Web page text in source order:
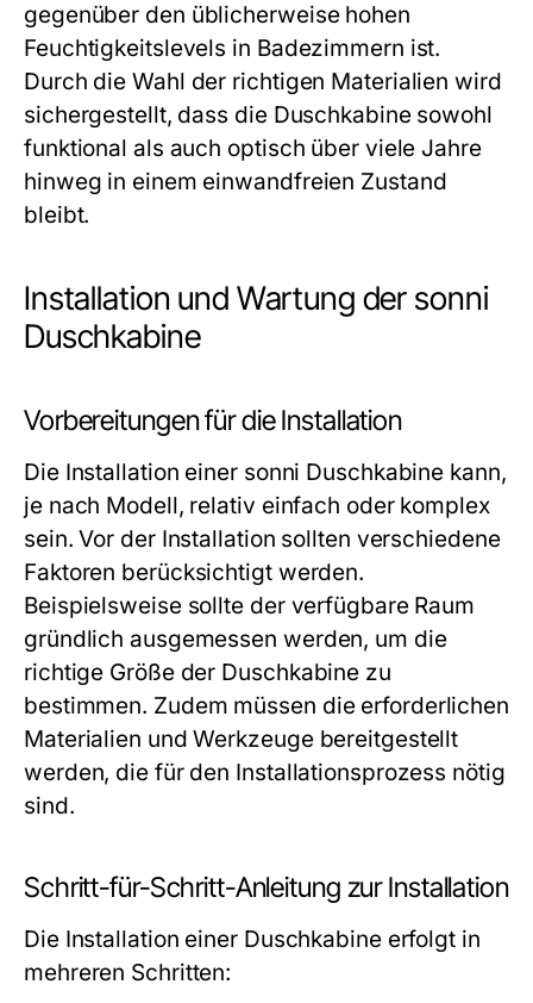
gegenüber den üblicherweise hohen
Feuchtigkeitslevels in Badezimmern ist.
Durch die Wahl der richtigen Materialien wird
sichergestellt, dass die Duschkabine sowohl
funktional als auch optisch über viele Jahre
hinweg in einem einwandfreien Zustand
bleibt.
Installation und Wartung der sonni
Duschkabine
Vorbereitungen für die Installation
Die Installation einer sonni Duschkabine kann,
je nach Modell, relativ einfach oder komplex
sein. Vor der Installation sollten verschiedene
Faktoren berücksichtigt werden.
Beispielsweise sollte der verfügbare Raum
gründlich ausgemessen werden, um die
richtige Größe der Duschkabine zu
bestimmen. Zudem müssen die erforderlichen
Materialien und Werkzeuge bereitgestellt
werden, die für den Installationsprozess nötig
sind.
Schritt-für-Schritt-Anleitung zur Installation
Die Installation einer Duschkabine erfolgt in
mehreren Schritten: